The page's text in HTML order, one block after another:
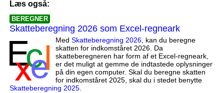
Læs også:
BEREGNER
Skatteberegning 2026 som Excel-regneark
Med Skatteberegning 2026, kan du beregne
skatten for indkomståret 2026. Da
skatteberegneren har form af et Excel-regneark,
er det muligt at gemme de indtastede oplysninger
på din egen computer. Skal du beregne skatten
for indkomståret 2025, skal du i stedet benytte
Skatteberegning 2025.